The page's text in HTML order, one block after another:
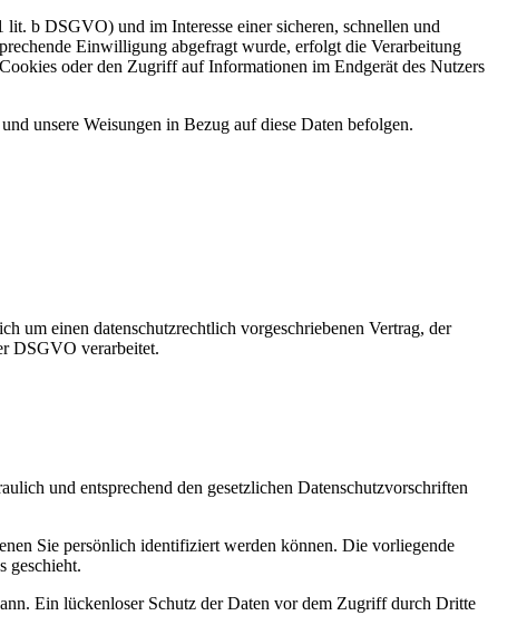
b DSGVO) und im Interesse einer sicheren, schnellen und
Einwilligung abgefragt wurde, erfolgt die Verarbeitung
oder den Zugriff auf Informationen im Endgerät des Nutzers
unsere Weisungen in Bezug auf diese Daten befolgen.
um einen datenschutzrechtlich vorgeschriebenen Vertrag, der
DSGVO verarbeitet.
und entsprechend den gesetzlichen Datenschutzvorschriften
Sie persönlich identifiziert werden können. Die vorliegende
geschieht.
Ein lückenloser Schutz der Daten vor dem Zugriff durch Dritte